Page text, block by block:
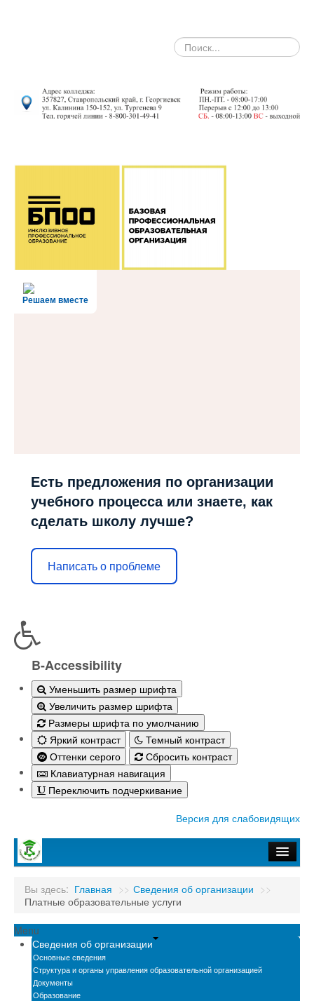
search
Решаем вместе
Есть предложения по организации
учебного процесса или знаете, как
сделать школу лучше?
Написать о проблеме
B-Accessibility
Уменьшить размер шрифта
Увеличить размер шрифта
Размеры шрифта по умолчанию
Яркий контраст
Темный контраст
Оттенки серого
Сбросить контраст
Клавиатурная навигация
Переключить подчеркивание
Версия для слабовидящих
Абитуриенту-2026
Студенту
Новости
Бассейн
Вы здесь: Главная >> Сведения об организации >>
Платные образовательные услуги
Menu
Сведения об организации
Основные сведения
Структура и органы управления образовательной организацией
Документы
Образование